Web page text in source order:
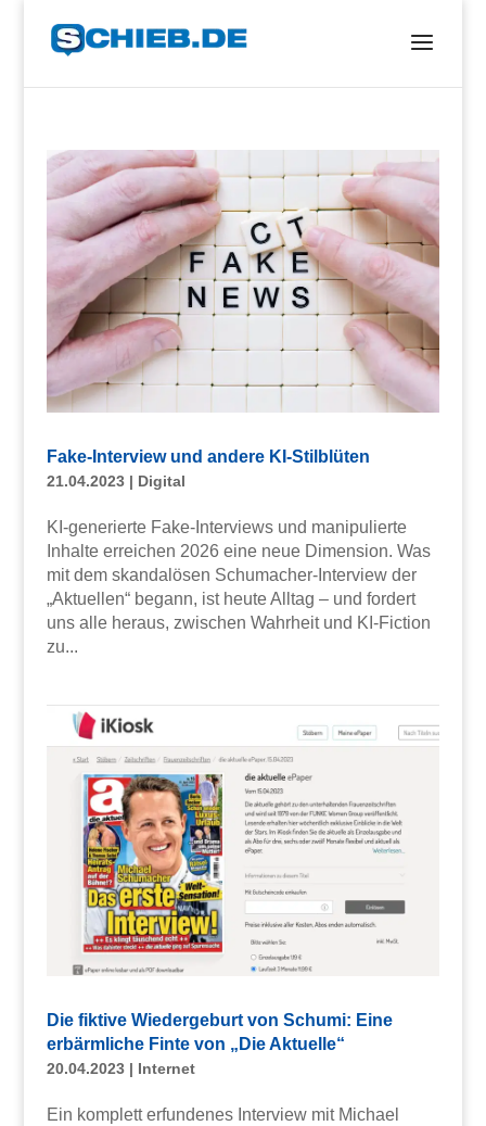
Fake-Interview und andere KI-Stilblüten
21.04.2023| Digital
KI-generierte Fake-Interviews und manipulierte
Inhalte erreichen 2026 eine neue Dimension. Was
mit dem skandalösen Schumacher-Interview der
„Aktuellen“ begann, ist heute Alltag – und fordert
uns alle heraus, zwischen Wahrheit und KI-Fiction
zu...
Die fiktive Wiedergeburt von Schumi: Eine
erbärmliche Finte von „Die Aktuelle“
20.04.2023| Internet
Ein komplett erfundenes Interview mit Michael